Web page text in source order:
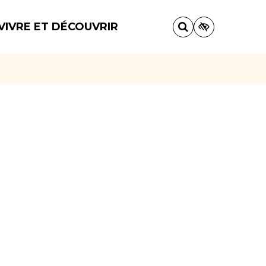
ET DÉCOUVRIR